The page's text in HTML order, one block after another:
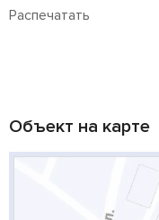
Распечатать
Объект на карте